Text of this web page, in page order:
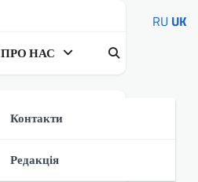
ПРО НАС
Контакти
Редакція
RU UK